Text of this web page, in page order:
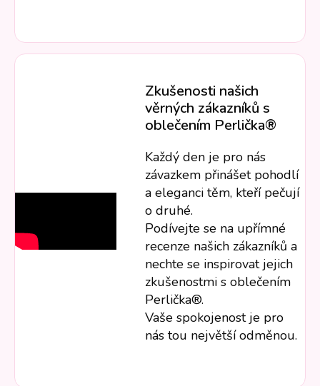
Zkušenosti našich
věrných zákazníků s
oblečením Perlička®
Každý den je pro nás
závazkem přinášet pohodlí
a eleganci těm, kteří pečují
o druhé.
Podívejte se na upřímné
recenze našich zákazníků a
nechte se inspirovat jejich
zkušenostmi s oblečením
Perlička®.
Vaše spokojenost je pro
nás tou největší odměnou.